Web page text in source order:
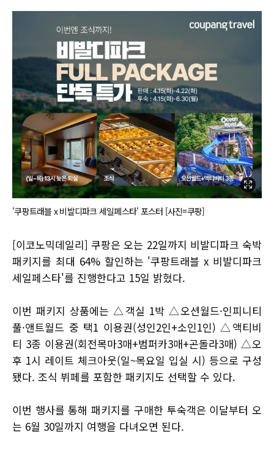
'쿠팡트래블 x 비발디파크 세일페스타' 포스터 [사진=쿠팡]
[이코노믹데일리] 쿠팡은 오는 22일까지 비발디파크 숙박
패키지를 최대 64% 할인하는 '쿠팡트래블 x 비발디파크
세일페스타'를 진행한다고 15일 밝혔다.
이번 패키지 상품에는 △객실 1박 △오션월드·인피니티
풀·앤트월드 중 택1 이용권(성인2인+소인1인) △액티비
티 3종 이용권(회전목마3매+범퍼카3매+곤돌라3매) △오
후 1시 레이트 체크아웃(일~목요일 입실 시) 등으로 구성
됐다. 조식 뷔페를 포함한 패키지도 선택할 수 있다.
이번 행사를 통해 패키지를 구매한 투숙객은 이달부터 오
는 6월 30일까지 여행을 다녀오면 된다.